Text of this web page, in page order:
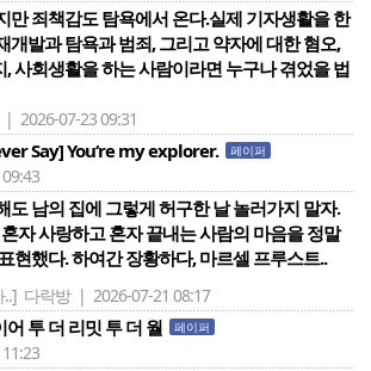
만 죄책감도 탐욕에서 온다.실제 기자생활을 한
개발과 탐욕과 범죄, 그리고 약자에 대한 혐오,
사회생활을 하는 사람이라면 누구나 겪었을 법
2026-07-23 09:31
Say] You‘re my explorer. 페이퍼
도 남의 집에 그렇게 허구한 날 놀러가지 말자.
자 사랑하고 혼자 끝내는 사람의 마음을 정말
현했다. 하여간 장황하다, 마르셀 프루스트..
..] 다락방 | 2026-07-21 08:17
투 더 리밋 투 더 월 페이퍼